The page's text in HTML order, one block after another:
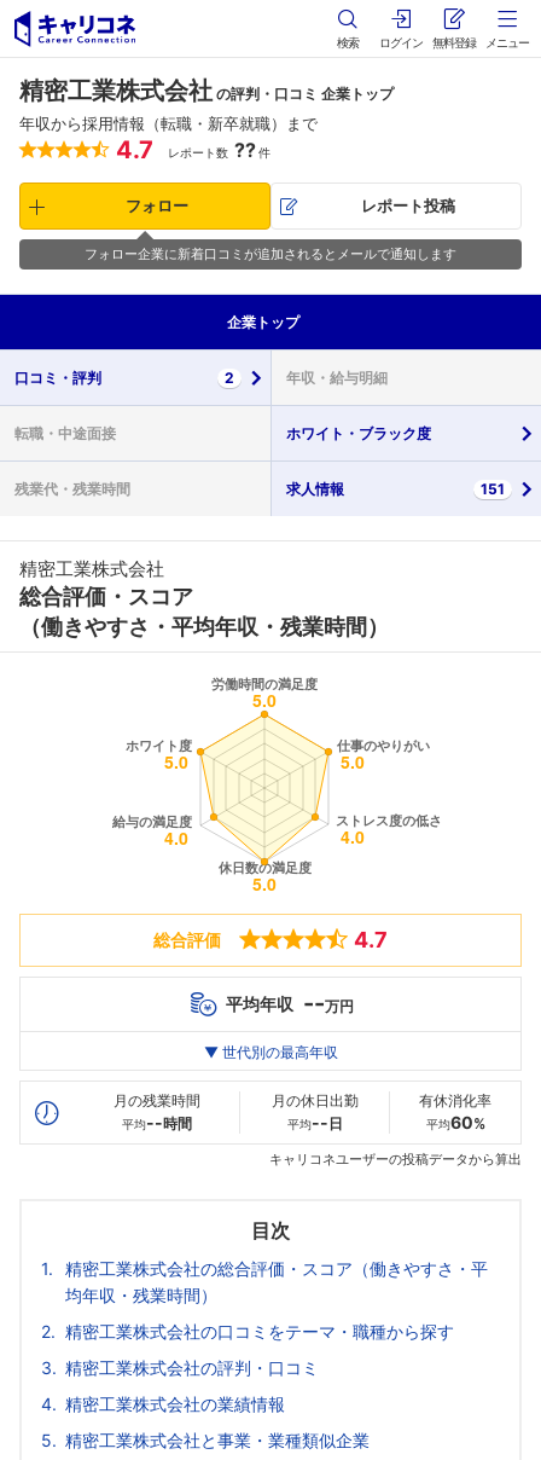
検索 ログイン 無料登録 メニュー
精密工業株式会社 の評判・口コミ 企業トップ
年収から採用情報（転職・新卒就職）まで
4.7 レポート数 ??件
フォロー レポート投稿
フォロー企業に新着口コミが追加されるとメールで通知します
企業 トップ
口コミ・ 評判 2 年収・ 給与明細
転職・ 中途面接 ホワイト・ ブラック度
残業代・ 残業時間 求人情報 151
精密工業株式会社
総合評価・スコア
（働きやすさ・平均年収・残業時間）
総合評価 4.7
平均年収 --万円
最高年収
20代
--万
30代
--万
--万
▼ 世代別の最高年収
月の残業時間
平均--時間
月の休日出勤
平均-- 日
有休消化率
平均60%
キャリコネユーザーの投稿データから算出
目次
精密工業株式会社の総合評価・スコア（働きやすさ・平
均年収・残業時間）
精密工業株式会社の口コミをテーマ・職種から探す
精密工業株式会社の評判・口コミ
精密工業株式会社の業績情報
精密工業株式会社と事業・業種類似企業